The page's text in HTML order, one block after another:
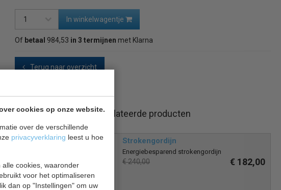
cookies op onze website.
over de verschillende
privacyverklaring leest u hoe
cookies, waaronder
voor het optimaliseren
dan op "Instellingen" om uw
In winkelwagentje
Of betaal 984,53 in 3 termijnen met Klarna
Terug naar overzicht
Gerelateerde producten
Strokengordijn
Energiebesparend strokengordijn
€ 240,00 € 182,00